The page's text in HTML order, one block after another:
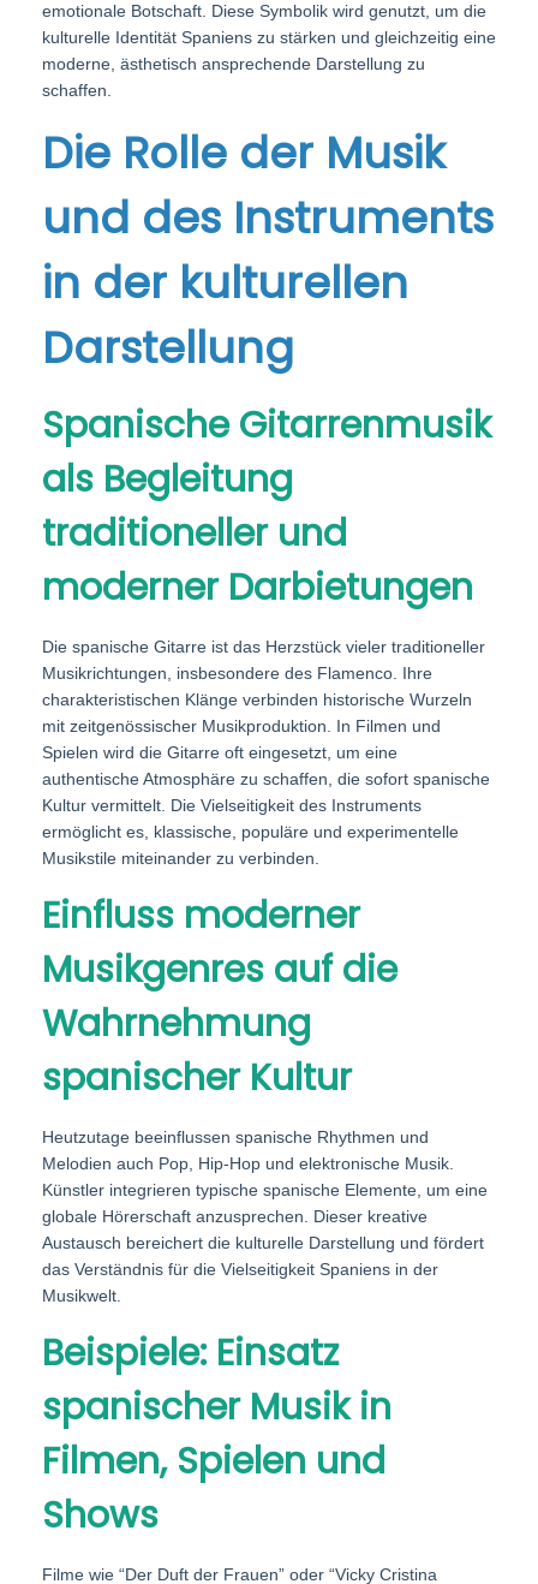
emotionale Botschaft. Diese Symbolik wird genutzt, um die
kulturelle Identität Spaniens zu stärken und gleichzeitig eine
moderne, ästhetisch ansprechende Darstellung zu
schaffen.
Die Rolle der Musik
und des Instruments
in der kulturellen
Darstellung
Spanische Gitarrenmusik
als Begleitung
traditioneller und
moderner Darbietungen
Die spanische Gitarre ist das Herzstück vieler traditioneller
Musikrichtungen, insbesondere des Flamenco. Ihre
charakteristischen Klänge verbinden historische Wurzeln
mit zeitgenössischer Musikproduktion. In Filmen und
Spielen wird die Gitarre oft eingesetzt, um eine
authentische Atmosphäre zu schaffen, die sofort spanische
Kultur vermittelt. Die Vielseitigkeit des Instruments
ermöglicht es, klassische, populäre und experimentelle
Musikstile miteinander zu verbinden.
Einfluss moderner
Musikgenres auf die
Wahrnehmung
spanischer Kultur
Heutzutage beeinflussen spanische Rhythmen und
Melodien auch Pop, Hip-Hop und elektronische Musik.
Künstler integrieren typische spanische Elemente, um eine
globale Hörerschaft anzusprechen. Dieser kreative
Austausch bereichert die kulturelle Darstellung und fördert
das Verständnis für die Vielseitigkeit Spaniens in der
Musikwelt.
Beispiele: Einsatz
spanischer Musik in
Filmen, Spielen und
Shows
Filme wie “Der Duft der Frauen” oder “Vicky Cristina